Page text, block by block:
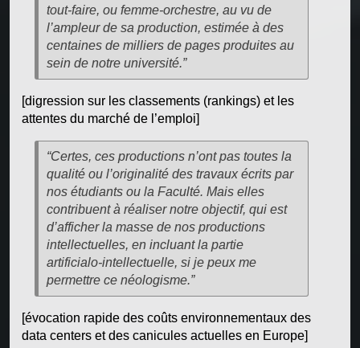
tout-faire, ou femme-orchestre, au vu de
l’ampleur de sa production, estimée à des
centaines de milliers de pages produites au
sein de notre université.”
[digression sur les classements (rankings) et les
attentes du marché de l’emploi]
“Certes, ces productions n’ont pas toutes la
qualité ou l’originalité des travaux écrits par
nos étudiants ou la Faculté. Mais elles
contribuent à réaliser notre objectif, qui est
d’afficher la masse de nos productions
intellectuelles, en incluant la partie
artificialo-intellectuelle, si je peux me
permettre ce néologisme.”
[évocation rapide des coûts environnementaux des
data centers et des canicules actuelles en Europe]